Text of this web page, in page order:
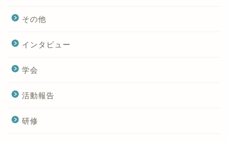
その他
インタビュー
学会
活動報告
研修